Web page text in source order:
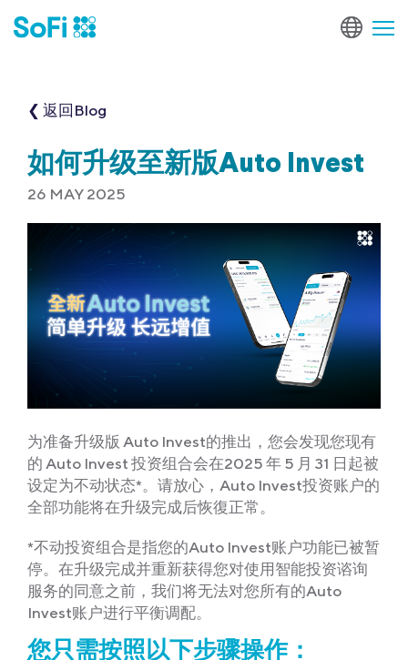
❮ 返回Blog
如何升级至新版Auto Invest
26 MAY 2025
为准备升级版 Auto Invest的推出，您会发现您现有
的 Auto Invest 投资组合会在2025 年 5 月 31 日起被
设定为不动状态*。请放心，Auto Invest投资账户的
全部功能将在升级完成后恢復正常。
*不动投资组合是指您的Auto Invest账户功能已被暂
停。在升级完成并重新获得您对使用智能投资谘询
服务的同意之前，我们将无法对您所有的Auto
Invest账户进行平衡调配。
您只需按照以下步骤操作：